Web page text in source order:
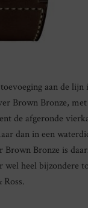
aan de
Brown Bronze,
de afgeronde
dan in een
Brown Bronze is
wel heel bijzondere
Ross.